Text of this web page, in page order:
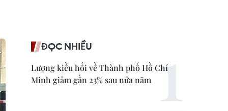
ĐỌC NHIỀU
Lượng kiều hối về Thành phố Hồ Chí
Minh giảm gần 23% sau nửa năm